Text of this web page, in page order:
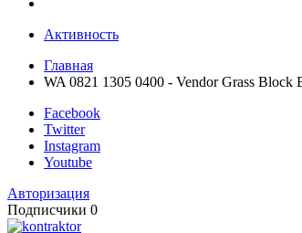
Активность
Главная
WA 0821 1305 0400 - Vendor Grass Block
Facebook
Twitter
Instagram
Youtube
Авторизация
Подписчики 0